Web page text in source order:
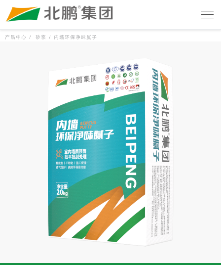
产品中心 / 砂浆 / 内墙环保净味腻子